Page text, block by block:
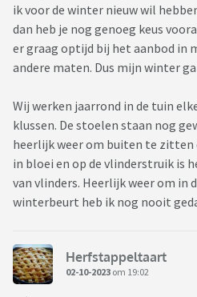
ik voor de winter nieuw wil
dan heb je nog genoeg keus
er graag optijd bij het aanbod in
andere maten. Dus mijn winter
Wij werken jaarrond in de tuin
klussen. De stoelen staan nog
heerlijk weer om buiten te zitten
in bloei en op de vlinderstruik is
van vlinders. Heerlijk weer om in
winterbeurt heb ik nog nooit
Herfstappeltaart
02-10-2023 om 19:02